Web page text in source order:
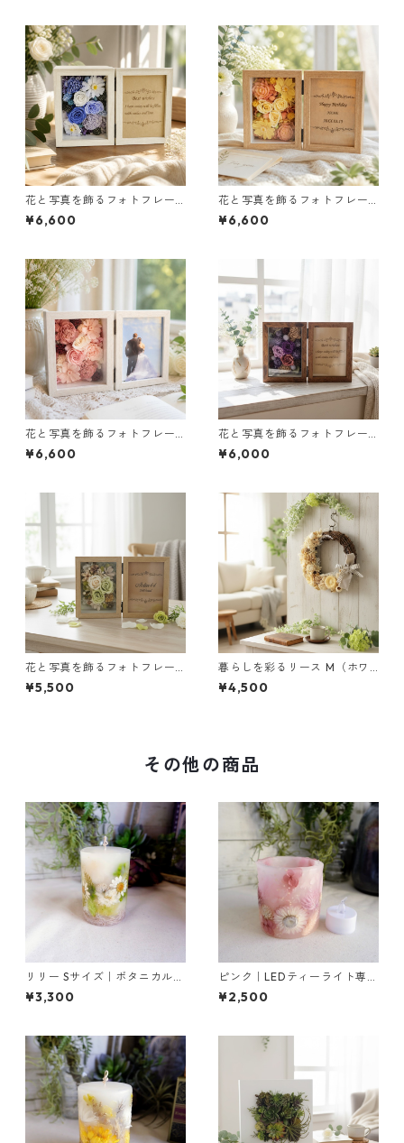
花と写真を飾るフォトフレー
ム（ブルー）｜お祝いギフト
に
¥6,600
花と写真を飾るフォトフレー
ム（イエロー＆オレンジ）｜
お祝いギフトに
¥6,600
花と写真を飾るフォトフレー
ム（ピンク）｜お祝いギフト
に
¥6,600
花と写真を飾るフォトフレー
ム（パープル）｜お祝いギフ
トに
¥6,000
花と写真を飾るフォトフレー
ム（ホワイト＆グリーン）｜
お祝いギフトに
¥5,500
暮らしを彩るリース M（ホワ
イト）｜玄関やお部屋のアク
セントに
¥4,500
その他の商品
リリー Sサイズ｜ボタニカルキ
ャンドル
¥3,300
ピンク｜LEDティーライト専用
ボタニカルキャンドルホルダ
ー
¥2,500